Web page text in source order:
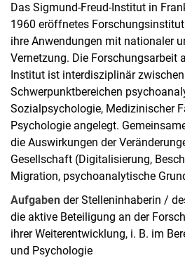
Aktuelles
Termine
Das Sigmund-Freud-Institut in
1960 eröffnetes
ihre Anwendungen mit nationaler
Vernetzung. Die Forschungsarbeit
Institut ist interdisziplinär
Schwerpunktbereichen
Sozialpsychologie, Medizinischer
Psychologie angelegt.
die Auswirkungen der
Gesellschaft (Digitalisierung,
Migration, psychoanalytische
Aufgaben der Stelleninhaberin /
die aktive Beteiligung an der
ihrer Weiterentwicklung, i. B. im
und Psychologie